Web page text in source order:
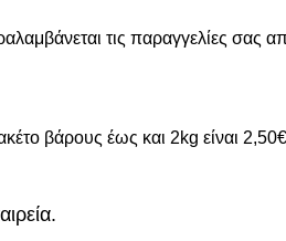
τις παραγγελίες
βάρους έως και 2kg είναι